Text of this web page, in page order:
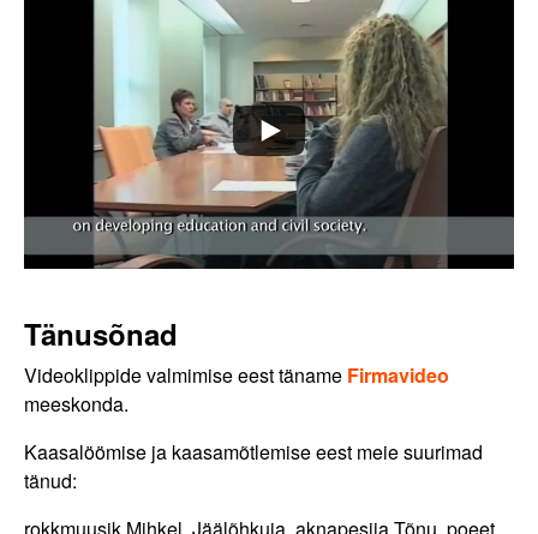
Tänusõnad
Videoklippide valmimise eest täname Firmavideo
meeskonda.
Kaasalöömise ja kaasamõtlemise eest meie suurimad
tänud: